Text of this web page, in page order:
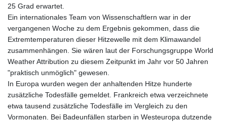
25 Grad erwartet.
Ein internationales Team von Wissenschaftlern war in der
vergangenen Woche zu dem Ergebnis gekommen, dass die
Extremtemperaturen dieser Hitzewelle mit dem Klimawandel
zusammenhängen. Sie wären laut der Forschungsgruppe World
Weather Attribution zu diesem Zeitpunkt im Jahr vor 50 Jahren
"praktisch unmöglich" gewesen.
In Europa wurden wegen der anhaltenden Hitze hunderte
zusätzliche Todesfälle gemeldet. Frankreich etwa verzeichnete
etwa tausend zusätzliche Todesfälle im Vergleich zu den
Vormonaten. Bei Badeunfällen starben in Westeuropa dutzende